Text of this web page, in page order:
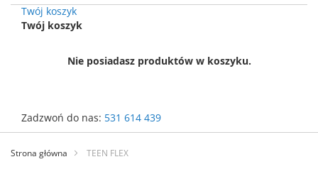
Twój koszyk
Twój koszyk
Nie posiadasz produktów w koszyku.
Zadzwoń do nas: 531 614 439
Przejdź
treści
Strona główna TEEN FLEX